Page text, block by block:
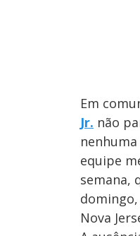
Em
Jr. não
equipe
semana,
Nova